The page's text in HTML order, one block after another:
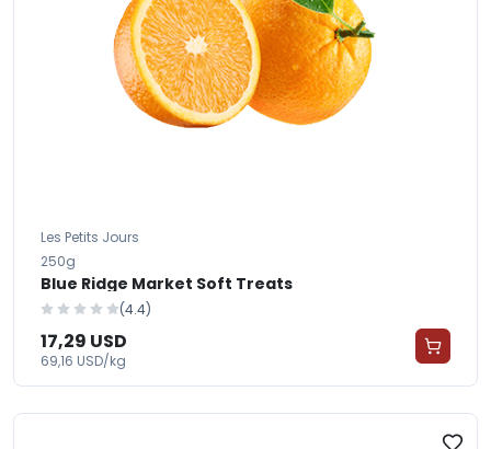
Les Petits Jours
250g
Blue Ridge Market Soft Treats
(4.4)
17,29 USD
69,16 USD/kg